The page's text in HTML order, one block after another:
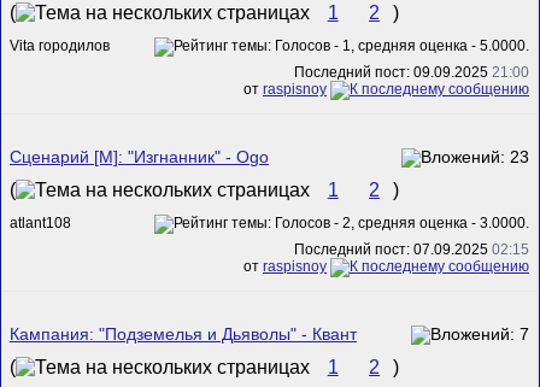
( 1 2 )
Vita городилов
Последний пост: 09.09.2025 21:00
от raspisnoy
Сценарий [M]: "Изгнанник" - Ogo
( 1 2 )
atlant108
Последний пост: 07.09.2025 02:15
от raspisnoy
Кампания: "Подземелья и Дьяволы" - Квант
( 1 2 )